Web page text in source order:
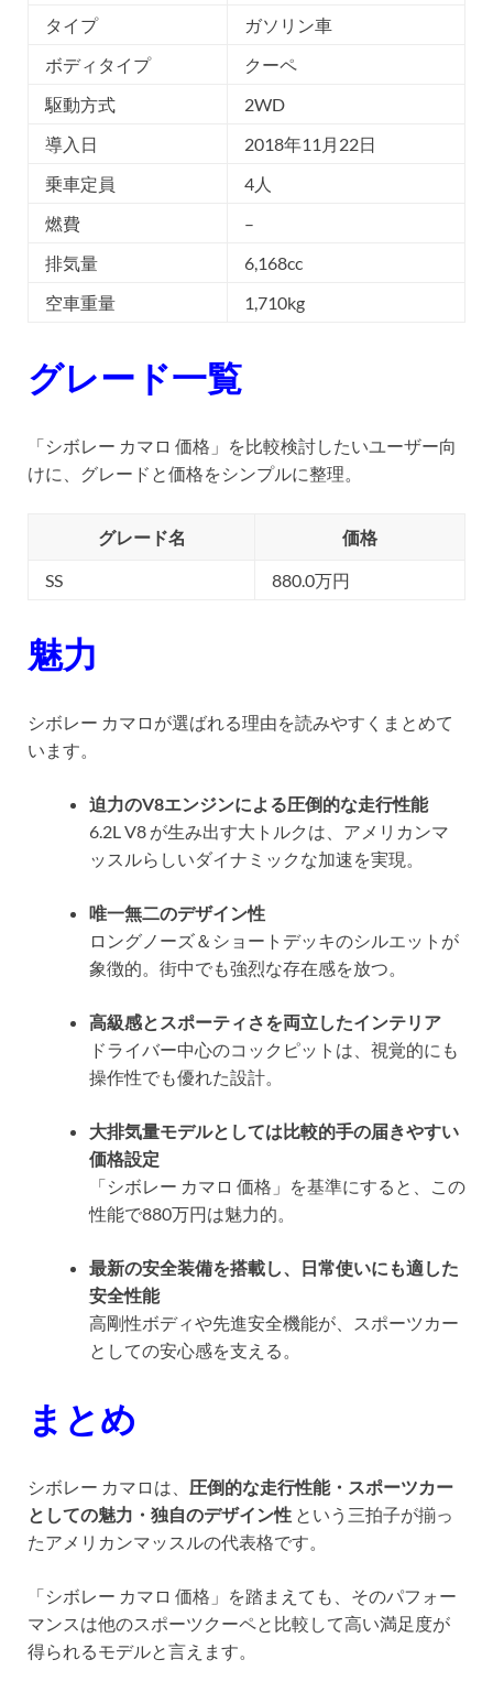
タイプ
ガソリン車
ボディタイプ
クーペ
駆動方式
2WD
導入日
2018年11月22日
乗車定員
4人
燃費
–
排気量
6,168cc
空車重量
1,710kg
グレード一覧
「シボレー カマロ 価格」を比較検討したいユーザー向
けに、グレードと価格をシンプルに整理。
グレード名 価格
SS 880.0万円
魅力
シボレー カマロが選ばれる理由を読みやすくまとめて
います。
迫力のV8エンジンによる圧倒的な走行性能
6.2L V8 が生み出す大トルクは、アメリカンマ
ッスルらしいダイナミックな加速を実現。
唯一無二のデザイン性
ロングノーズ＆ショートデッキのシルエットが
象徴的。街中でも強烈な存在感を放つ。
高級感とスポーティさを両立したインテリア
ドライバー中心のコックピットは、視覚的にも
操作性でも優れた設計。
大排気量モデルとしては比較的手の届きやすい
価格設定
「シボレー カマロ 価格」を基準にすると、この
性能で880万円は魅力的。
最新の安全装備を搭載し、日常使いにも適した
安全性能
高剛性ボディや先進安全機能が、スポーツカー
としての安心感を支える。
まとめ
シボレー カマロは、 圧倒的な走行性能・スポーツカー
としての魅力・独自のデザイン性 という三拍子が揃っ
たアメリカンマッスルの代表格です。
「シボレー カマロ 価格」を踏まえても、そのパフォー
マンスは他のスポーツクーペと比較して高い満足度が
得られるモデルと言えます。